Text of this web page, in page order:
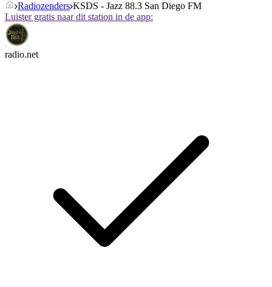
Radiozenders KSDS - Jazz 88.3 San Diego FM
Luister gratis naar dit station in de app:
radio.net